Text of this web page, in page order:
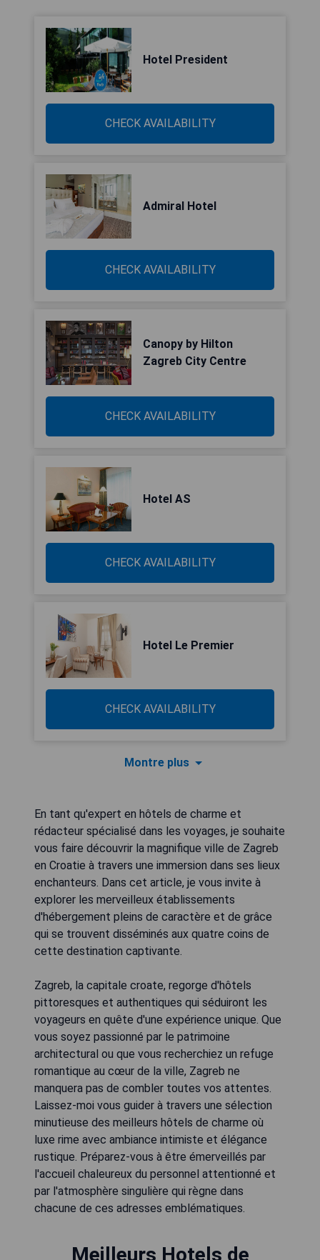
Hotel President
CHECK AVAILABILITY
Admiral Hotel
CHECK AVAILABILITY
Canopy by Hilton
Zagreb City Centre
CHECK AVAILABILITY
Hotel AS
CHECK AVAILABILITY
Hotel Le Premier
CHECK AVAILABILITY
Montre plus
En tant qu'expert en hôtels de charme et
rédacteur spécialisé dans les voyages, je souhaite
vous faire découvrir la magnifique ville de Zagreb
en Croatie à travers une immersion dans ses lieux
enchanteurs. Dans cet article, je vous invite à
explorer les merveilleux établissements
d'hébergement pleins de caractère et de grâce
qui se trouvent disséminés aux quatre coins de
cette destination captivante.
Zagreb, la capitale croate, regorge d'hôtels
pittoresques et authentiques qui séduiront les
voyageurs en quête d'une expérience unique. Que
vous soyez passionné par le patrimoine
architectural ou que vous recherchiez un refuge
romantique au cœur de la ville, Zagreb ne
manquera pas de combler toutes vos attentes.
Laissez-moi vous guider à travers une sélection
minutieuse des meilleurs hôtels de charme où
luxe rime avec ambiance intimiste et élégance
rustique. Préparez-vous à être émerveillés par
l'accueil chaleureux du personnel attentionné et
par l'atmosphère singulière qui règne dans
chacune de ces adresses emblématiques.
Meilleurs Hotels de